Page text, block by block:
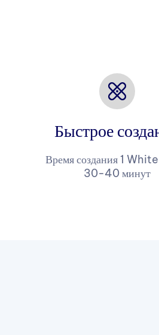
Быстрое
Время создания 1
30-40 минут